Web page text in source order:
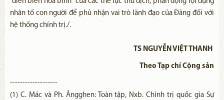
nhân tố con người để phủ nhận vai trò lãnh đạo của Đảng đối với
hệ thống chính trị./.
TS NGUYỄN VIỆT THANH
Theo Tạp chí Cộng sản
-------------------
(1) C. Mác và Ph. Ăngghen: Toàn tập, Nxb. Chính trị quốc gia Sự